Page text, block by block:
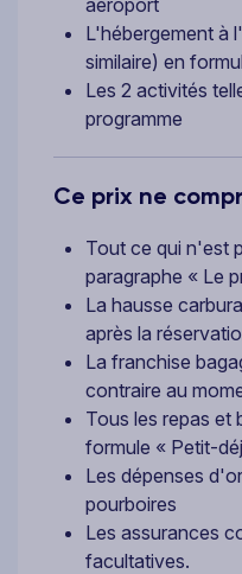
L'hébergement à
similaire) en
Les 2 activités
programme
Ce prix ne
Tout ce qui n'est
paragraphe « Le
La hausse
après la
La franchise
contraire au
Tous les repas et
formule « Petit-
Les dépenses
pourboires
Les assurances
facultatives.